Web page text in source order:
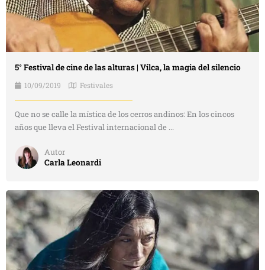
5° Festival de cine de las alturas | Vilca, la magia del silencio
10/09/2019 Festivales
Que no se calle la mística de los cerros andinos: En los cincos
años que lleva el Festival internacional de ...
Autor
Carla Leonardi